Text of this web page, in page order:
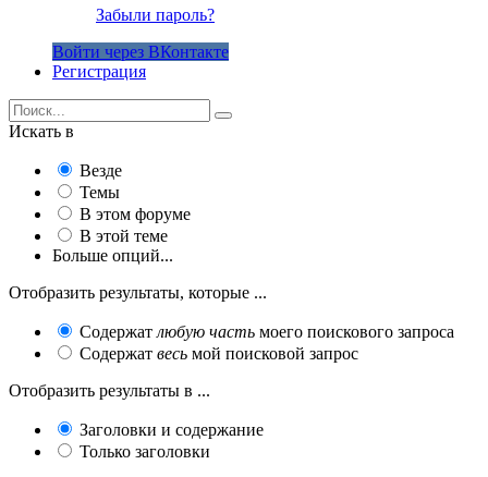
Забыли пароль?
Войти через ВКонтакте
Регистрация
Искать в
Везде
Темы
В этом форуме
В этой теме
Больше опций...
Отобразить результаты, которые ...
Содержат любую часть моего поискового запроса
Содержат весь мой поисковой запрос
Отобразить результаты в ...
Заголовки и содержание
Только заголовки